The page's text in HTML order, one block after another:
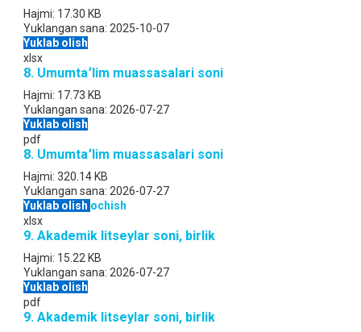
Hajmi: 17.30 KB
Yuklangan sana: 2025-10-07
Yuklab olish
xlsx
8. Umumta՚lim muassasalari soni
Hajmi: 17.73 KB
Yuklangan sana: 2026-07-27
Yuklab olish
pdf
8. Umumta՚lim muassasalari soni
Hajmi: 320.14 KB
Yuklangan sana: 2026-07-27
Yuklab olish ochish
xlsx
9. Akademik litseylar soni, birlik
Hajmi: 15.22 KB
Yuklangan sana: 2026-07-27
Yuklab olish
pdf
9. Akademik litseylar soni, birlik